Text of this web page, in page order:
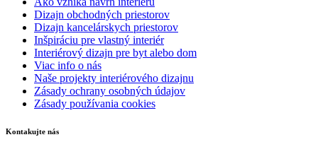
Dizajn obchodných priestorov
Dizajn kancelárskych priestorov
Inšpiráciu pre vlastný interiér
Interiérový dizajn pre byt alebo dom
Viac info o nás
Naše projekty interiérového dizajnu
Zásady ochrany osobných údajov
Zásady používania cookies
Kontakujte nás